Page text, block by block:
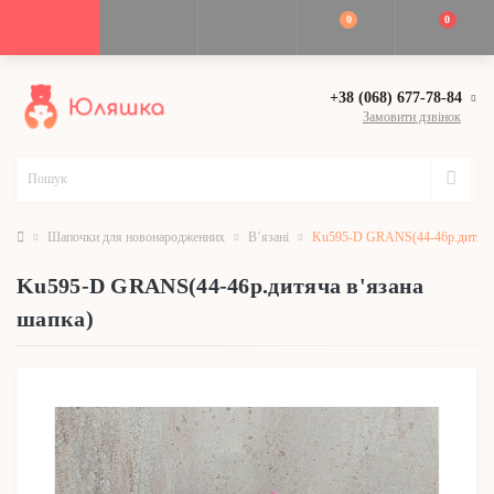
0 0
+38 (068) 677-78-84
Замовити дзвінок
Шапочки для новонародженних В’язані Ku595-D GRANS(44-
Ku595-D GRANS(44-46р.дитяча в'язана
шапка)